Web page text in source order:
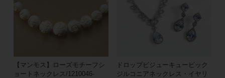
【マンモス】ローズモチーフシ
ョートネックレス/1210046-
ドロップビジューキュービック
ジルコニアネックレス・イヤリ